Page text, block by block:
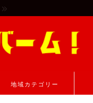
地域カテゴリー